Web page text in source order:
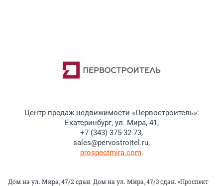
Центр продаж недвижимости «Первостроитель»:
Екатеринбург, ул. Мира, 41,
+7 (343) 375-32-73,
sales@pervostroitel.ru,
prospectmira.com.
Дом на ул. Мира, 47/2 сдан. Дом на ул. Мира, 47/3 сдан. «Проспект